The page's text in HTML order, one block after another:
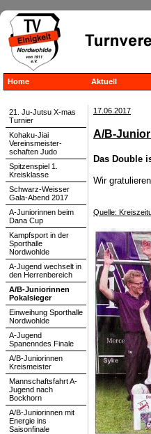
Home Aktuell
17.06.2017
A/B-
Das Double
Wir
Quelle:
21. Ju-Jutsu X-mas
Turnier
Kohaku-Jiai
Vereinsmeister-
schaften Judo
Spitzenspiel 1.
Kreisklasse
Schwarz-Weisser
Gala-Abend 2017
A-Juniorinnen beim
Dana Cup
Kampfsport in der
Sporthalle
Nordwohlde
A-Jugend wechselt in
den Herrenbereich
A/B-Juniorinnen
Pokalsieger
Einweihung Sporthalle
Nordwohlde
A-Jugend
Spanenndes Finale
A/B-Juniorinnen
Kreismeister
Mannschaftsfahrt A-
Jugend nach
Bockhorn
A/B-Juniorinnen mit
Energie ins
Saisonfinale